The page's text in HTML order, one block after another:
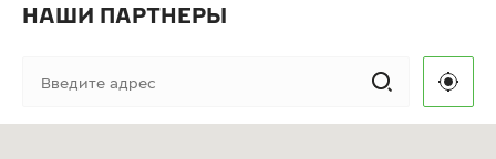
НАШИ ПАРТНЕРЫ